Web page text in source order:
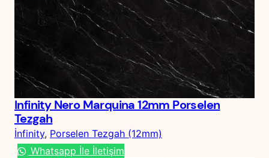
Infinity Nero Marquina 12mm Porselen
Tezgah
İnfinity, Porselen Tezgah (12mm)
Whatsapp İle İletişim